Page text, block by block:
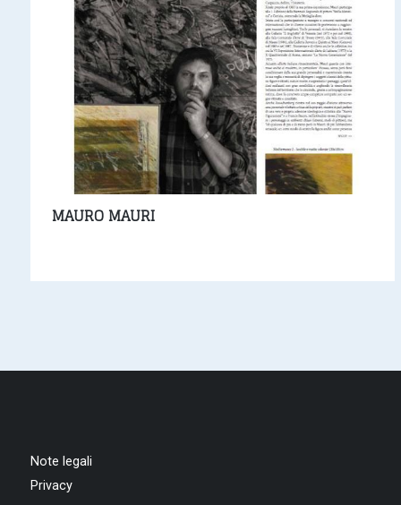
MAURO MAURI
Note legali
Privacy